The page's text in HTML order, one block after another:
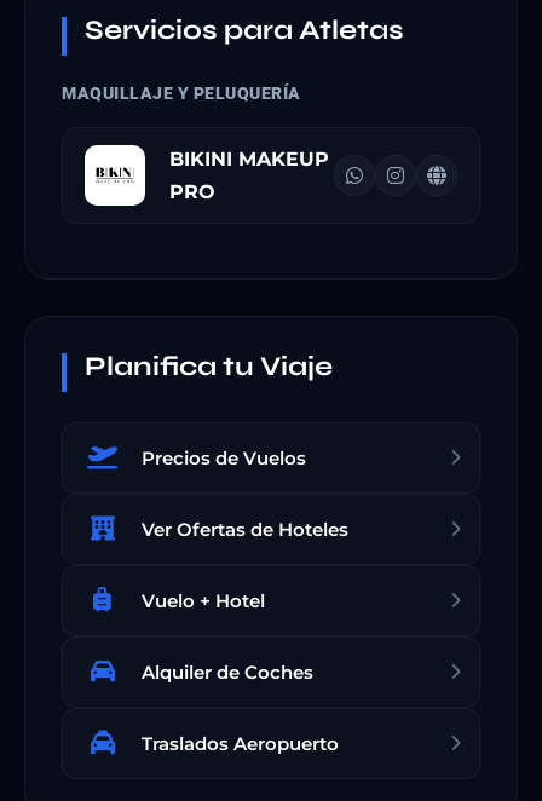
Servicios para Atletas
MAQUILLAJE Y PELUQUERÍA
BIKINI MAKEUP
PRO
Planifica tu Viaje
Precios de Vuelos
Ver Ofertas de Hoteles
Vuelo + Hotel
Alquiler de Coches
Traslados Aeropuerto